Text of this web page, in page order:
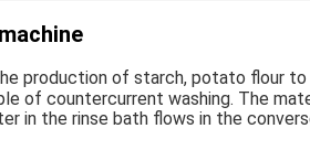
production of starch, potato flour
of countercurrent washing. The
in the rinse bath flows in the